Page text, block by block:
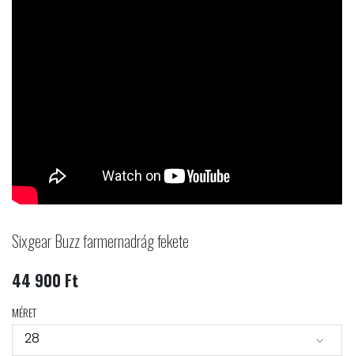
Sixgear Buzz farmernadrág fekete
44 900 Ft
MÉRET
28